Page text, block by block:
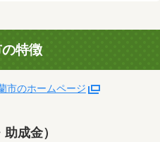
特徴
市のホームページ
成金）